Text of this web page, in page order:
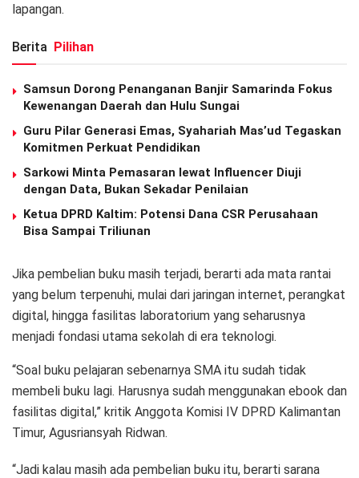
lapangan.
Berita Pilihan
Samsun Dorong Penanganan Banjir Samarinda Fokus
Kewenangan Daerah dan Hulu Sungai
Guru Pilar Generasi Emas, Syahariah Mas’ud Tegaskan
Komitmen Perkuat Pendidikan
Sarkowi Minta Pemasaran lewat Influencer Diuji
dengan Data, Bukan Sekadar Penilaian
Ketua DPRD Kaltim: Potensi Dana CSR Perusahaan
Bisa Sampai Triliunan
Jika pembelian buku masih terjadi, berarti ada mata rantai
yang belum terpenuhi, mulai dari jaringan internet, perangkat
digital, hingga fasilitas laboratorium yang seharusnya
menjadi fondasi utama sekolah di era teknologi.
“Soal buku pelajaran sebenarnya SMA itu sudah tidak
membeli buku lagi. Harusnya sudah menggunakan ebook dan
fasilitas digital,” kritik Anggota Komisi IV DPRD Kalimantan
Timur, Agusriansyah Ridwan.
“Jadi kalau masih ada pembelian buku itu, berarti sarana